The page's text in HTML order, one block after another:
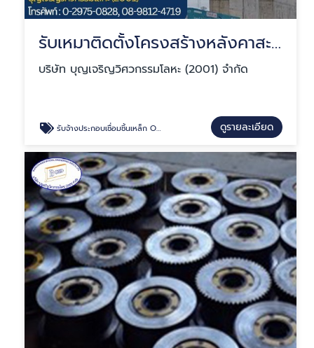
รับเหมาติดตั้งโครงสร้างหลังคาสะพานลอย
บริษัท บุญเจริญวิศวกรรมโลหะ (2001) จำกัด
รับจ้างประกอบเชื่อมชิ้นเหล็ก OEM ดูรายละเอียด